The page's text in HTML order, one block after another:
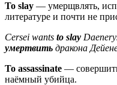
To slay — умерщвлять,
литературе и почти не
Cersei wants to slay
умертвить дракона
To assassinate —
наёмный убийца.